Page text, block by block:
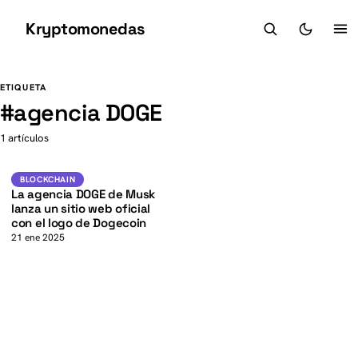
Kryptomonedas
ETIQUETA
#agencia DOGE
1 artículos
BLOCKCHAINDOGE
K
BLOCKCHAIN
La agencia DOGE de Musk
lanza un sitio web oficial
con el logo de Dogecoin
21 ene 2025